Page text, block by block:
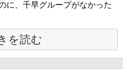
に、千早グループがなかった
を読む